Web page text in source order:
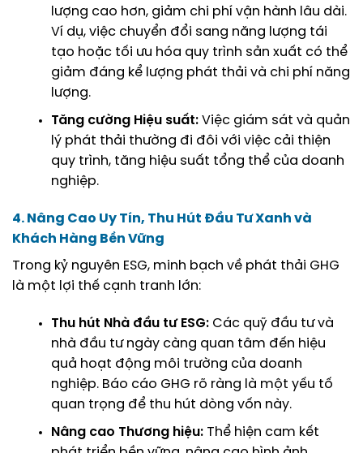
lượng cao hơn, giảm chi phí vận hành lâu dài.
Ví dụ, việc chuyển đổi sang năng lượng tái
tạo hoặc tối ưu hóa quy trình sản xuất có thể
giảm đáng kể lượng phát thải và chi phí năng
lượng.
Tăng cường Hiệu suất: Việc giám sát và quản
lý phát thải thường đi đôi với việc cải thiện
quy trình, tăng hiệu suất tổng thể của doanh
nghiệp.
4. Nâng Cao Uy Tín, Thu Hút Đầu Tư Xanh và
Khách Hàng Bền Vững
Trong kỷ nguyên ESG, minh bạch về phát thải GHG
là một lợi thế cạnh tranh lớn:
Thu hút Nhà đầu tư ESG: Các quỹ đầu tư và
nhà đầu tư ngày càng quan tâm đến hiệu
quả hoạt động môi trường của doanh
nghiệp. Báo cáo GHG rõ ràng là một yếu tố
quan trọng để thu hút dòng vốn này.
Nâng cao Thương hiệu: Thể hiện cam kết